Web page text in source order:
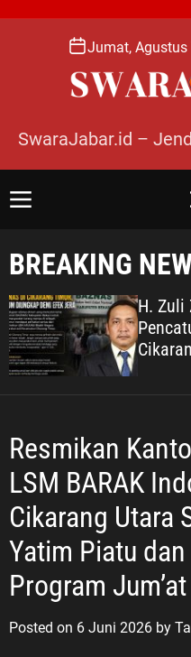
o
Jumat, Agustus
SwaraJabar.id –
M
u
BREAKING
H. Zuli
Resmikan
LSM BARAK
Cikarang Utara
Yatim Piatu
Program
Posted on 6 Juni 2026 by